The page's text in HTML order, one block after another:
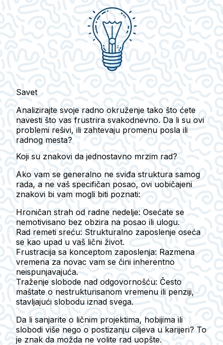
Savet
Analizirajte svoje radno okruženje tako što ćete
navesti što vas frustrira svakodnevno. Da li su ovi
problemi rešivi, ili zahtevaju promenu posla ili
radnog mesta?
Koji su znakovi da jednostavno mrzim rad?
Ako vam se generalno ne sviđa struktura samog
rada, a ne vaš specifičan posao, ovi uobičajeni
znakovi bi vam mogli biti poznati:
Hroničan strah od radne nedelje: Osećate se
nemotivisano bez obzira na posao ili ulogu.
Rad remeti sreću: Strukturalno zaposlenje oseća
se kao upad u vaš lični život.
Frustracija sa konceptom zaposlenja: Razmena
vremena za novac vam se čini inherentno
neispunjavajuća.
Traženje slobode nad odgovornošću: Često
maštate o nestrukturisanom vremenu ili penziji,
stavljajući slobodu iznad svega.
Da li sanjarite o ličnim projektima, hobijima ili
slobodi više nego o postizanju ciljeva u karijeri? To
je znak da možda ne volite rad uopšte.